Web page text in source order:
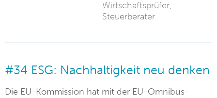
Wirtschaftsprüfer,
Steuerberater
#34 ESG: Nachhaltigkeit neu denken
Die EU-Kommission hat mit der EU-Omnibus-